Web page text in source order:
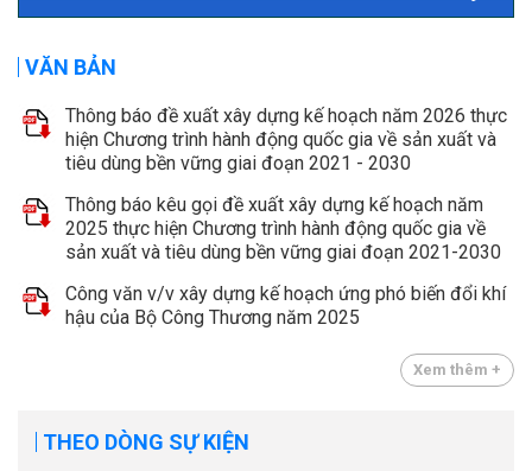
VĂN BẢN
Thông báo đề xuất xây dựng kế hoạch năm 2026 thực
hiện Chương trình hành động quốc gia về sản xuất và
tiêu dùng bền vững giai đoạn 2021 - 2030
Thông báo kêu gọi đề xuất xây dựng kế hoạch năm
2025 thực hiện Chương trình hành động quốc gia về
sản xuất và tiêu dùng bền vững giai đoạn 2021-2030
Công văn v/v xây dựng kế hoạch ứng phó biến đổi khí
hậu của Bộ Công Thương năm 2025
Xem thêm +
THEO DÒNG SỰ KIỆN